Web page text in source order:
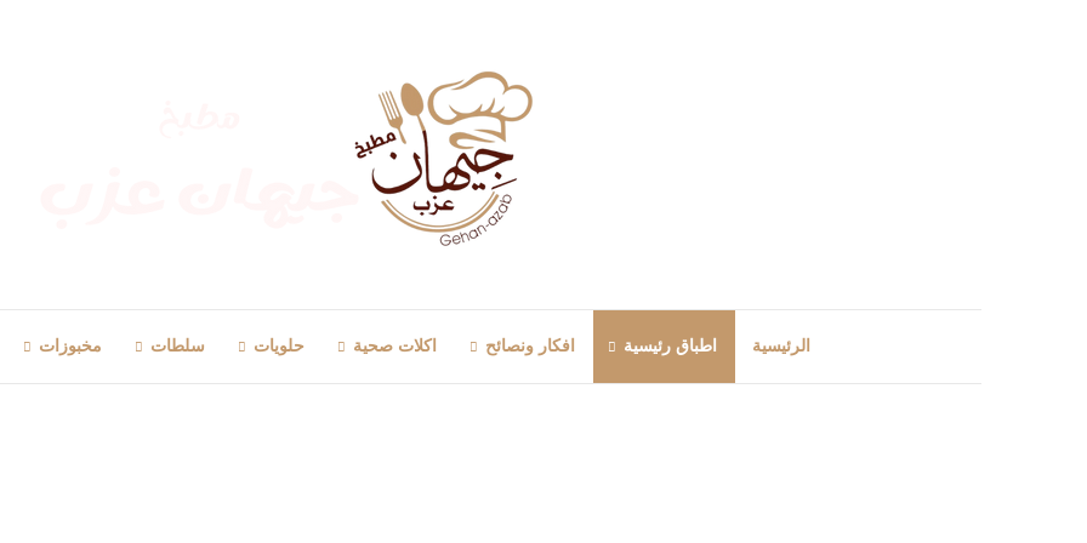
الرئيسية اطباق رئيسية افكار ونصائح اكلات صحية حلويات سلطات مخبوزات